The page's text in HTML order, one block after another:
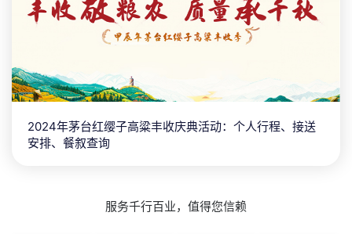
2024年茅台红缨子高粱丰收庆典活动：个人行程、接送
安排、餐叙查询
服务千行百业，值得您信赖